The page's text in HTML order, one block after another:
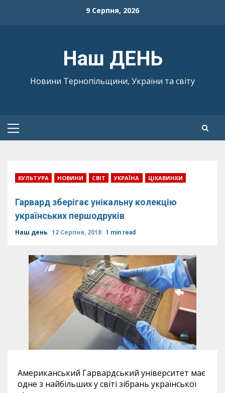
9 Серпня, 2026
Наш ДЕНЬ
Новини Тернопільщини, України та світу
Primary
КУЛЬТУРА НОВИНИ СВІТ УКРАЇНА ЦІКАВИНКИ
Гарвард зберігає унікальну колекцію
українських першодруків
Наш день 12 Серпня, 2018 1 min read
Американський Гарвардський університет має
одне з найбільших у світі зібрань української